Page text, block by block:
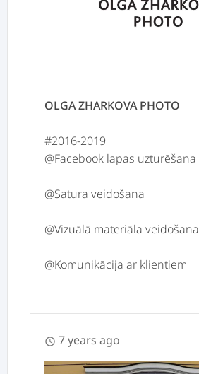
OLGA ZHARKOVA PHOTO
#2016-2019
@Facebook lapas uzturēšana
@Satura veidošana
@Vizuālā materiāla veidošana
schedule 7 years ago